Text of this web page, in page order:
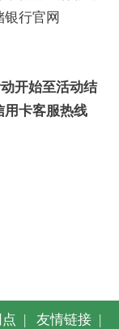
行官网
开始至活动结
用卡客服热线
| 友情链接 |